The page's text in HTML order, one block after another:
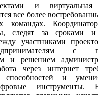
и виртуальная
все более
командах.
следят за сроками и
участниками
с
и решением
через интернет
способностей и
инструменты.